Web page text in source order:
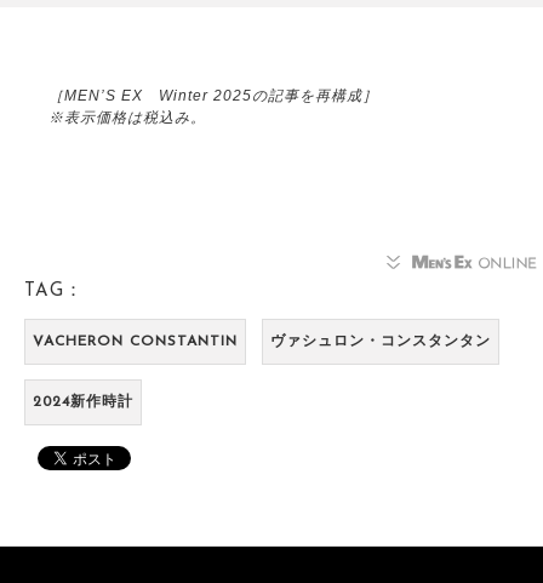
［MEN’S EX Winter 2025の記事を再構成］
※表示価格は税込み。
TAG：
VACHERON CONSTANTIN ヴァシュロン・コンスタンタン
2024新作時計